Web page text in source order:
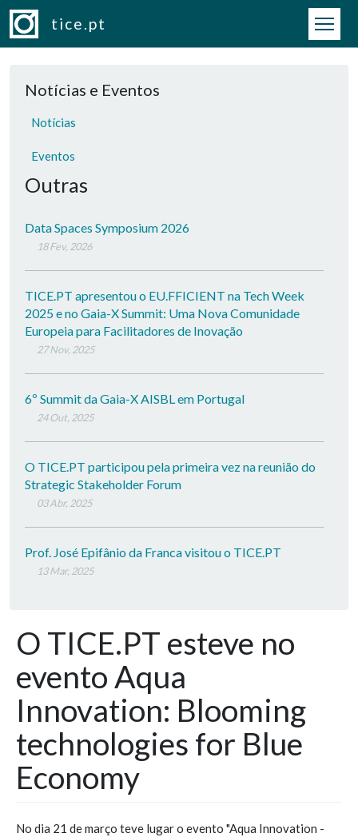
Passar para o conteúdo principal
tice.pt
Notícias e Eventos
Notícias
Eventos
Outras
Data Spaces Symposium 2026
18 Fev, 2026
TICE.PT apresentou o EU.FFICIENT na Tech Week
2025 e no Gaia-X Summit: Uma Nova Comunidade
Europeia para Facilitadores de Inovação
27 Nov, 2025
6º Summit da Gaia-X AISBL em Portugal
24 Out, 2025
O TICE.PT participou pela primeira vez na reunião do
Strategic Stakeholder Forum
03 Abr, 2025
Prof. José Epifânio da Franca visitou o TICE.PT
13 Mar, 2025
O TICE.PT esteve no
evento Aqua
Innovation: Blooming
technologies for Blue
Economy
No dia 21 de março teve lugar o evento "Aqua Innovation -